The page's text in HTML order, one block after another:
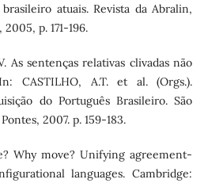
atuais. Revista da Abralin,
p. 171-196.
As sentenças relativas clivadas não
CASTILHO, A.T. et al. (Orgs.).
do Português Brasileiro. São
2007. p. 159-183.
Why move? Unifying agreement-
languages. Cambridge: